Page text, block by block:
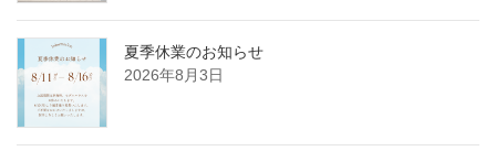
夏季休業のお知らせ
2026年8月3日